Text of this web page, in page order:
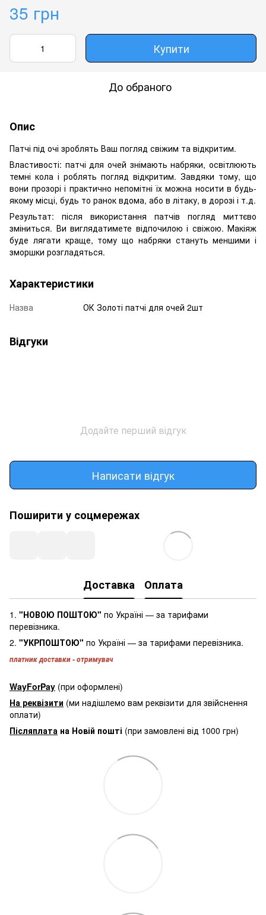
35 грн
Купити
До обраного
Опис
Патчі під очі зроблять Ваш погляд свіжим та відкритим.
Властивості: патчі для очей знімають набряки, освітлюють
темні кола і роблять погляд відкритим. Завдяки тому, що
вони прозорі і практично непомітні їх можна носити в будь-
якому місці, будь то ранок вдома, або в літаку, в дорозі і т.д.
Результат: після використання патчів погляд миттєво
зміниться. Ви виглядатимете відпочилою і свіжою. Макіяж
буде лягати краще, тому що набряки стануть меншими і
зморшки розгладяться.
Характеристики
Назва ОК Золоті патчі для очей 2шт
Відгуки
Додайте перший відгук
Написати відгук
Поширити у соцмережах
Доставка Оплата
1. "НОВОЮ ПОШТОЮ" по Україні — за тарифами
перевізника.
2. "УКРПОШТОЮ" по Україні — за тарифами перевізника.
платник доставки - отримувач
WayForPay (при оформлені)
На реквізити (ми надішлемо вам реквізити для звійснення
оплати)
Післяплата на Новій пошті (при замовлені від 1000 грн)